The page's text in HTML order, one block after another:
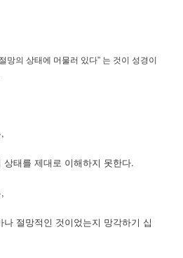
망의 상태에 머물러 있다” 는 것이 성경이
태를 제대로 이해하지 못한다.
절망적인 것이었는지 망각하기 십